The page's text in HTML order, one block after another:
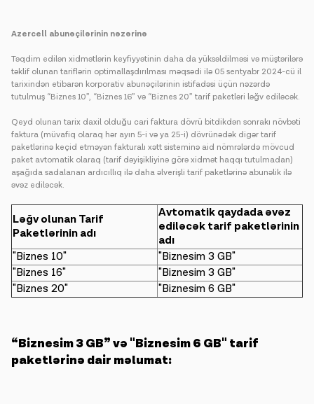
Azercell abunəçilərinin nəzərinə
Təqdim edilən xidmətlərin keyfiyyətinin daha da yüksəldilməsi və müştərilərə
təklif olunan tariflərin optimallaşdırılması məqsədi ilə 05 sentyabr 2024-cü il
tarixindən etibarən korporativ abunəçilərinin istifadəsi üçün nəzərdə
tutulmuş “Biznes 10”, “Biznes 16” və “Biznes 20” tarif paketləri ləğv ediləcək.
Qeyd olunan tarix daxil olduğu cari faktura dövrü bitdikdən sonrakı növbəti
faktura (müvafiq olaraq hər ayın 5-i və ya 25-i) dövrünədək digər tarif
paketlərinə keçid etməyən fakturalı xətt sisteminə aid nömrələrdə mövcud
paket avtomatik olaraq (tarif dəyişikliyinə görə xidmət haqqı tutulmadan)
aşağıda sadalanan ardıcıllıq ilə daha əlverişli tarif paketlərinə abunəlik ilə
əvəz ediləcək.
Ləğv olunan Tarif
Paketlərinin adı
Avtomatik qaydada əvəz
ediləcək tarif paketlərinin
adı
"Biznes 10"
"Biznesim 3 GB"
"Biznes 16"
"Biznesim 3 GB"
"Biznes 20"
"Biznesim 6 GB"
“Biznesim 3 GB” və "Biznesim 6 GB" tarif
paketlərinə dair məlumat: